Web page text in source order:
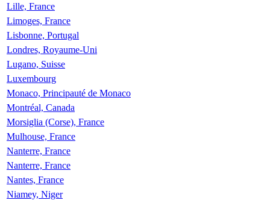
Lille, France
Limoges, France
Lisbonne, Portugal
Londres, Royaume-Uni
Lugano, Suisse
Luxembourg
Monaco, Principauté de Monaco
Montréal, Canada
Morsiglia (Corse), France
Mulhouse, France
Nanterre, France
Nanterre, France
Nantes, France
Niamey, Niger